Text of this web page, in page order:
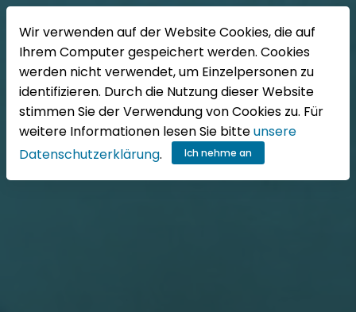
DE
Wir verwenden auf der Website Cookies, die auf
Ihrem Computer gespeichert werden. Cookies
werden nicht verwendet, um Einzelpersonen zu
identifizieren. Durch die Nutzung dieser Website
stimmen Sie der Verwendung von Cookies zu. Für
weitere Informationen lesen Sie bitteunsere
Datenschutzerklärung. Ich nehme an